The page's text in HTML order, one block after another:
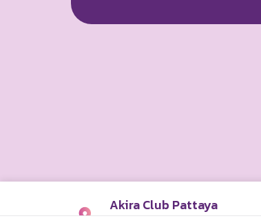
Akira Club Pattaya